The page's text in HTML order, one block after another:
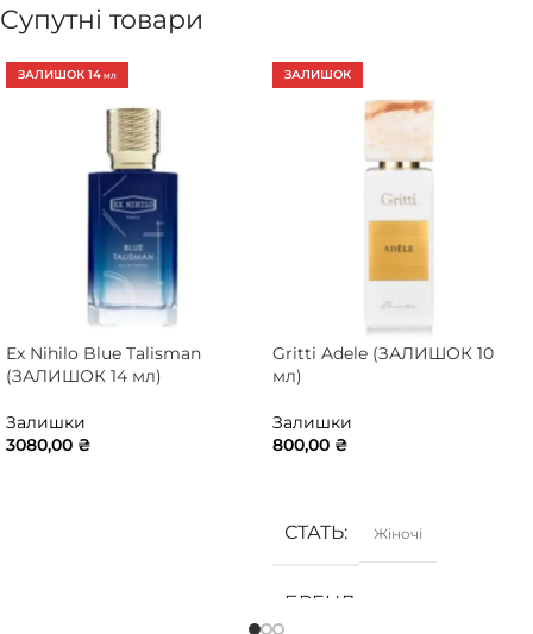
Супутні товари
ЗАЛИШОК 14 МЛ
Ex Nihilo Blue Talisman
(ЗАЛИШОК 14 мл)
Залишки
3080,00 ₴
ЗАЛИШОК
Gritti Adele (ЗАЛИШОК 10
мл)
Залишки
800,00 ₴
СТАТЬ Жіночі
БРЕНД